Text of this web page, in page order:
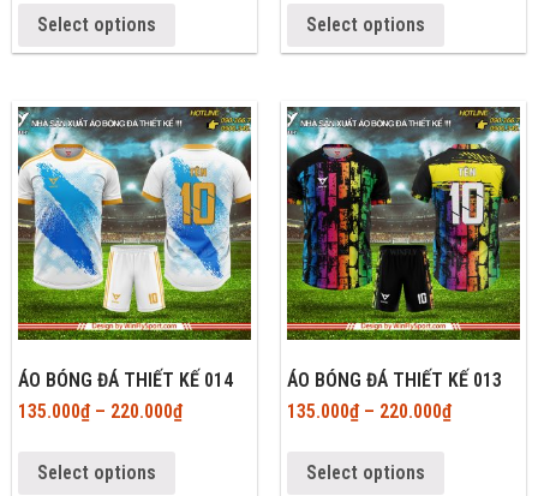
Select options Select options
ÁO BÓNG ĐÁ THIẾT KẾ 014
135.000₫– 220.000₫
Select options
ÁO BÓNG ĐÁ THIẾT KẾ 013
135.000₫– 220.000₫
Select options